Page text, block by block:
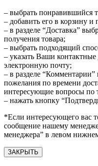
– выбрать понравившийся
– добавить его в корзину и
– в разделе “Доставка”
получения товара;
– выбрать подходящий
– указать Ваши
электронную почту;
– в разделе
пожелания по времени
интересующие вопросы по
– нажать кнопку
*Если интересующего вас
сообщение нашему
менеджера” в левом
ЗАКРЫТЬ